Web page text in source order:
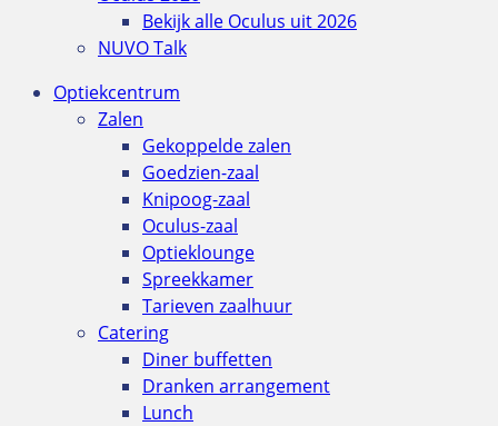
Bekijk alle Oculus uit 2026
NUVO Talk
Optiekcentrum
Zalen
Gekoppelde zalen
Goedzien-zaal
Knipoog-zaal
Oculus-zaal
Optieklounge
Spreekkamer
Tarieven zaalhuur
Catering
Diner buffetten
Dranken arrangement
Lunch